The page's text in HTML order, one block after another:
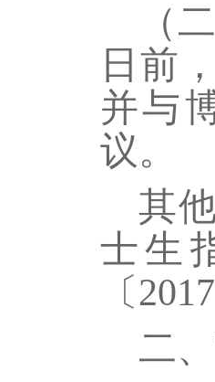
（
日前
并与
议。
其
士生
〔2017
二